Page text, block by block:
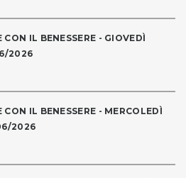
CON IL BENESSERE - GIOVEDÌ
2026
CON IL BENESSERE - MERCOLEDÌ
2026